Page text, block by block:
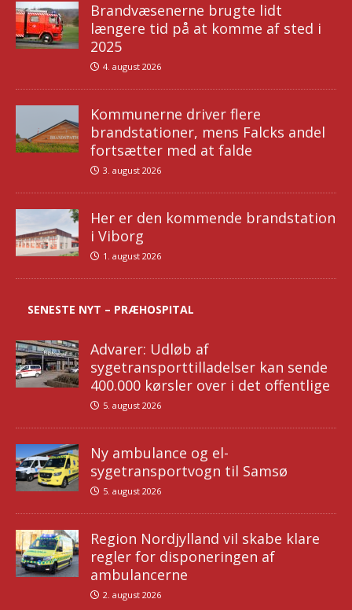
Brandvæsenerne brugte lidt
længere tid på at komme af sted i
2025
4. august 2026
Kommunerne driver flere
brandstationer, mens Falcks andel
fortsætter med at falde
3. august 2026
Her er den kommende brandstation
i Viborg
1. august 2026
SENESTE NYT – PRÆHOSPITAL
Advarer: Udløb af
sygetransporttilladelser kan sende
400.000 kørsler over i det offentlige
5. august 2026
Ny ambulance og el-
sygetransportvogn til Samsø
5. august 2026
Region Nordjylland vil skabe klare
regler for disponeringen af
ambulancerne
2. august 2026